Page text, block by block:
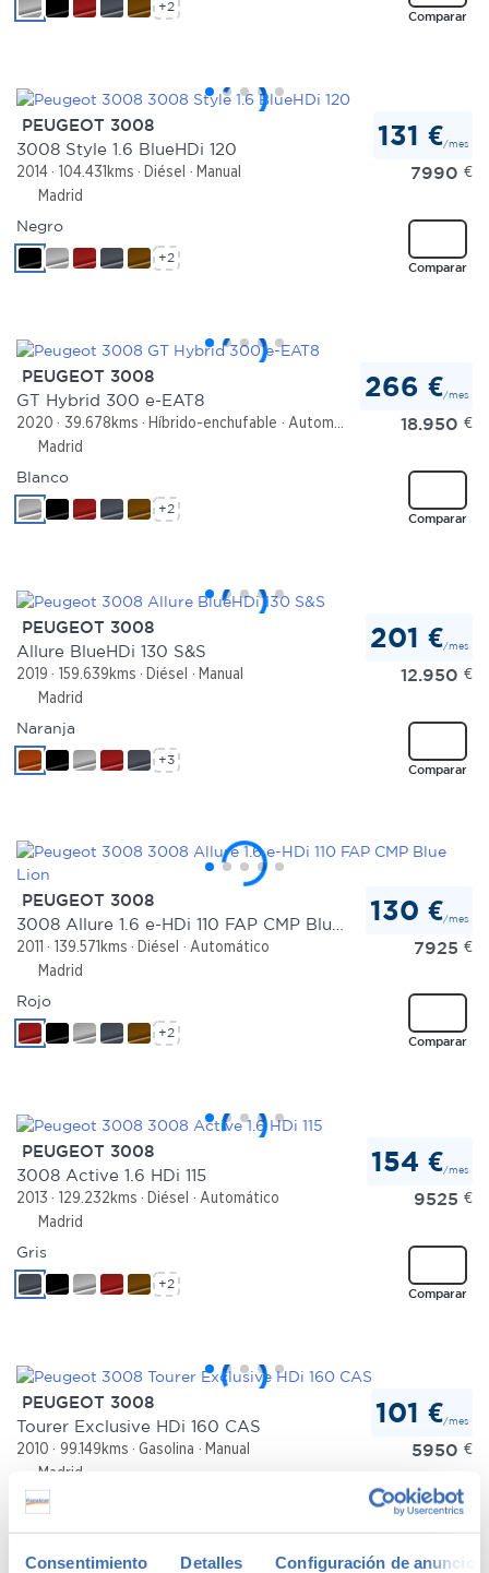
Consentimiento Detalles Configuración de anuncios
Comparar
+2
PEUGEOT 3008
3008 Style 1.6 BlueHDi 120
2014 104.431kms Diésel
Manual
Madrid
131 €/mes
7990 €
Comparar
Negro
+2
PEUGEOT 3008
GT Hybrid 300 e-EAT8
2020 39.678kms Híbrido-enchufable
Automático
Madrid
266 €/mes
18.950 €
Comparar
Blanco
+2
PEUGEOT 3008
Allure BlueHDi 130 S&S
2019 159.639kms Diésel
Manual
Madrid
201 €/mes
12.950 €
Comparar
Naranja
+3
PEUGEOT 3008
2011 139.571kms Diésel
Automático
Madrid
130 €/mes
7925 €
Comparar
Rojo
+2
PEUGEOT 3008
3008 Active 1.6 HDi 115
2013 129.232kms Diésel
Automático
Madrid
154 €/mes
9525 €
Comparar
Gris
+2
PEUGEOT 3008
Tourer Exclusive HDi 160 CAS
2010 99.149kms Gasolina
Manual
Madrid
101 €/mes
5950 €
Gris
+2